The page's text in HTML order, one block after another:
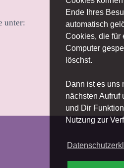
Ende Ihres
automatisch
Cookies, die für
Computer
löschst.
Dann ist es uns
nächsten Aufruf
und Dir
Nutzung zur
unter: